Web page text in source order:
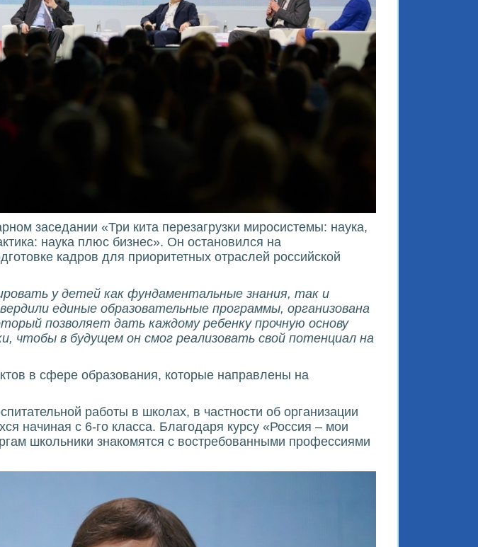
заседании «Три кита перезагрузки миросистемы: наука,
наука плюс бизнес». Он остановился на
кадров для приоритетных отраслей российской
у детей как фундаментальные знания, так и
единые образовательные программы, организована
позволяет дать каждому ребенку прочную основу
чтобы в будущем он смог реализовать свой потенциал на
в сфере образования, которые направлены на
работы в школах, в частности об организации
начиная с 6-го класса. Благодаря курсу «Россия – мои
школьники знакомятся с востребованными профессиями